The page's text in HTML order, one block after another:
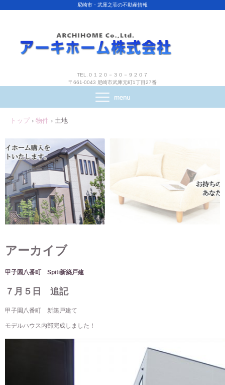
尼崎市・武庫之荘の不動産情報
TEL.０１２０－３０－９２０７
〒661-0043 尼崎市武庫元町1丁目27番
トップ › 物件 › 土地
アーカイブ
甲子園八番町 Spiti新築戸建
７月５日 追記
甲子園八番町 新築戸建て
モデルハウス内部完成しました！